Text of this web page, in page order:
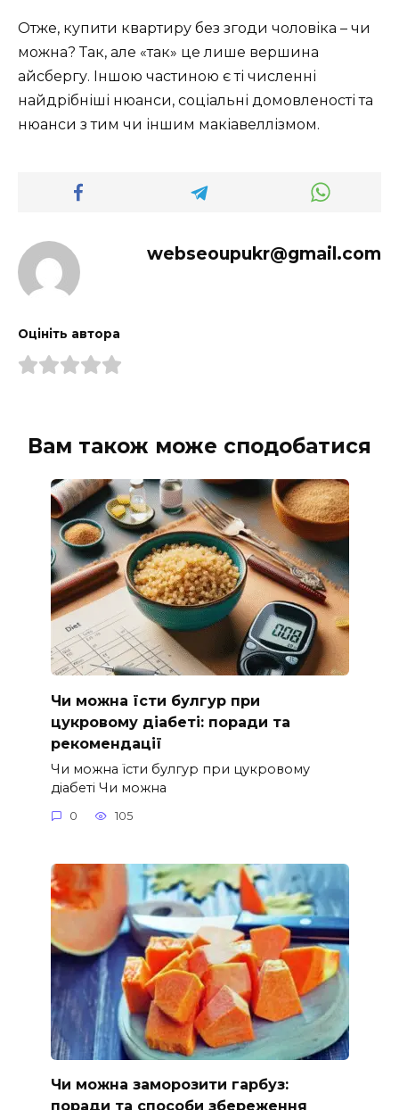
Отже, купити квартиру без згоди чоловіка – чи
можна? Так, але «так» це лише вершина
айсбергу. Іншою частиною є ті численні
найдрібніші нюанси, соціальні домовленості та
нюанси з тим чи іншим макіавеллізмом.
webseoupukr@gmail.com
Оцініть автора
Вам також може сподобатися
Чи можна їсти булгур при
цукровому діабеті: поради та
рекомендації
Чи можна їсти булгур при цукровому
діабеті Чи можна
0 105
Чи можна заморозити гарбуз:
поради та способи збереження